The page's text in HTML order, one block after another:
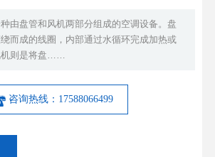
由盘管和风机两部分组成的空调设备。盘
而成的线圈，内部通过水循环完成加热或
机则是将盘……
咨询热线：17588066499